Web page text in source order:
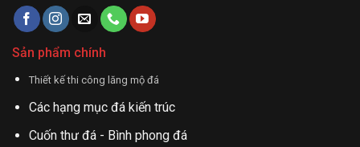
Sản phẩm chính
Thiết kế thi công lăng mộ đá
Các hạng mục đá kiến trúc
Cuốn thư đá - Bình phong đá